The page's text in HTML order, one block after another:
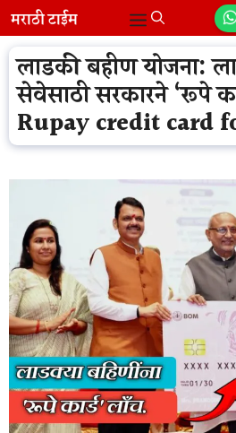
Skip
to
content
Menu
लाडकी बहीण योजना:
सेवेसाठी सरकारने ‘रूपे
Rupay credit card